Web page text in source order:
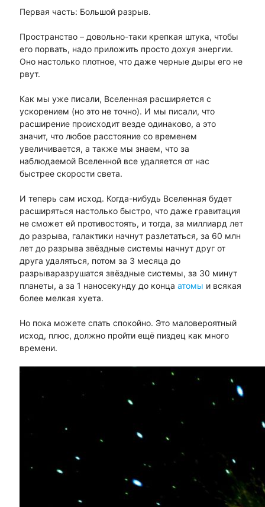
Первая часть: Большой разрыв.
Пространство – довольно-таки крепкая штука, чтобы
его порвать, надо приложить просто дохуя энергии.
Оно настолько плотное, что даже черные дыры его не
рвут.
Как мы уже писали, Вселенная расширяется с
ускорением (но это не точно). И мы писали, что
расширение происходит везде одинаково, а это
значит, что любое расстояние со временем
увеличивается, а также мы знаем, что за
наблюдаемой Вселенной все удаляется от нас
быстрее скорости света.
И теперь сам исход. Когда-нибудь Вселенная будет
расширяться настолько быстро, что даже гравитация
не сможет ей противостоять, и тогда, за миллиард лет
до разрыва, галактики начнут разлетаться, за 60 млн
лет до разрыва звёздные системы начнут друг от
друга удаляться, потом за 3 месяца до
разрываразрушатся звёздные системы, за 30 минут
планеты, а за 1 наносекунду до конца атомы и всякая
более мелкая хуета.
Но пока можете спать спокойно. Это маловероятный
исход, плюс, должно пройти ещё пиздец как много
времени.